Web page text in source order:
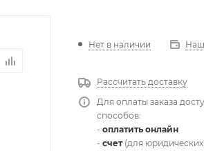
Нет в наличии
Рассчитать доставку
Для оплаты заказа
способов:
- оплатить онлайн
- счет(для